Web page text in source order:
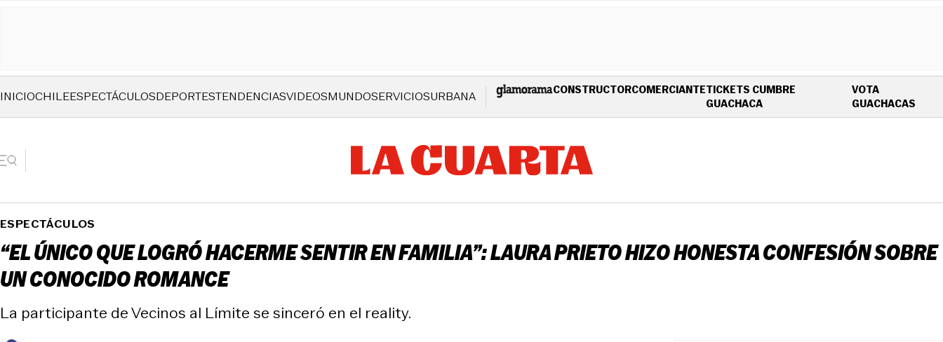
INICIOCHILEESPECTÁCULOSDEPORTESTENDENCIASVIDEOSMUNDOSERVICIOSURBANA CONSTRUCTORCOMERCIANTETICKETS CUMBRE
GUACHACAOPENS IN NEW WINDOW
VOTA
GUACHACAS
ESPECTÁCULOS
“EL ÚNICO QUE LOGRÓ HACERME SENTIR EN FAMILIA”: LAURA PRIETO HIZO HONESTA CONFESIÓN SOBRE
UN CONOCIDO ROMANCE
La participante de Vecinos al Límite se sinceró en el reality.